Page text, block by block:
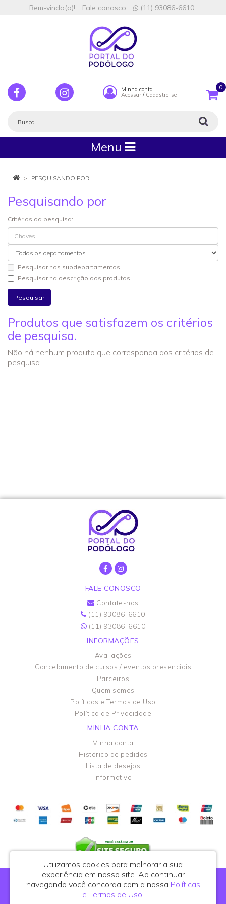
Bem-vindo(a)! Fale conosco (11) 93086-6610
Minha conta
Acessar / Cadastre-se
0
Menu
PESQUISANDO POR
Pesquisando por
Critérios da pesquisa:
Pesquisar nos subdepartamentos
Pesquisar na descrição dos produtos
Produtos que satisfazem os critérios
de pesquisa.
Não há nenhum produto que corresponda aos critérios de
pesquisa.
FALE CONOSCO
Contate-nos
(11) 93086-6610
(11) 93086-6610
INFORMAÇÕES
Avaliações
Cancelamento de cursos / eventos presenciais
Parceiros
Quem somos
Políticas e Termos de Uso
Política de Privacidade
MINHA CONTA
Minha conta
Histórico de pedidos
Lista de desejos
Informativo
Portal do Podólogo - CNPJ: 44.108.762/0001-81
R. Celso de Azevedo Marques, 395, cj. 25 - São Paulo/SP - CEP: 03122-010
Utilizamos cookies para melhorar a sua
experiência em nosso site. Ao continuar
navegando você concorda com a nossa Políticas
e Termos de Uso.